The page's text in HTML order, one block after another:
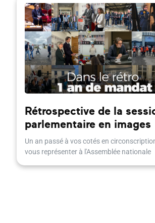
Rétrospective de la
parlementaire en images
Un an passé à vos cotés en
vous représenter à l'Assemblée nationale